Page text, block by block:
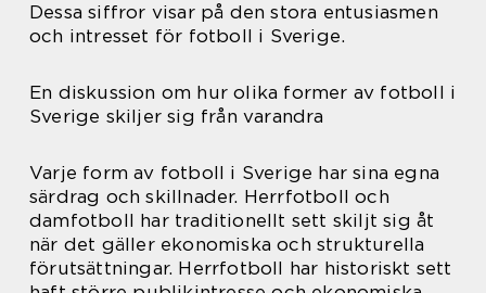
Dessa siffror visar på den stora entusiasmen
och intresset för fotboll i Sverige.
En diskussion om hur olika former av fotboll i
Sverige skiljer sig från varandra
Varje form av fotboll i Sverige har sina egna
särdrag och skillnader. Herrfotboll och
damfotboll har traditionellt sett skiljt sig åt
när det gäller ekonomiska och strukturella
förutsättningar. Herrfotboll har historiskt sett